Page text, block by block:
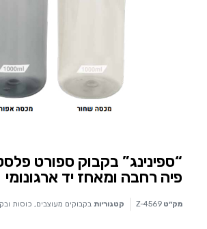
פיה רחבה ומאחז יד ארגונומי
מק״ט Z-4569 קטגוריות בקבוקים מעוצבים, כוסות